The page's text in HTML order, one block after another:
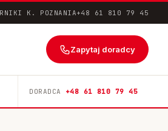
K. POZNANIA+48 61 810 79 45
Zapytaj doradcy
DORADCA +48 61 810 79 45